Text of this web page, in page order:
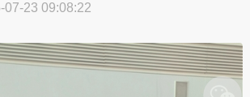
07-23 09:08:22